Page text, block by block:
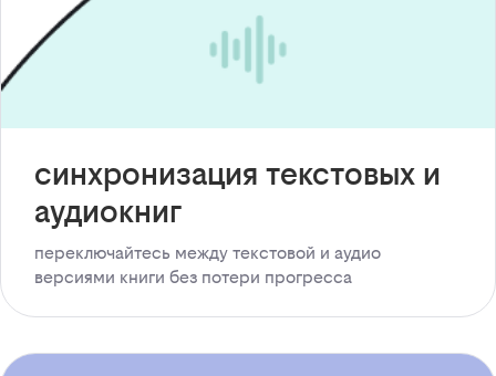
синхронизация текстовых и
аудиокниг
переключайтесь между текстовой и аудио
версиями книги без потери прогресса